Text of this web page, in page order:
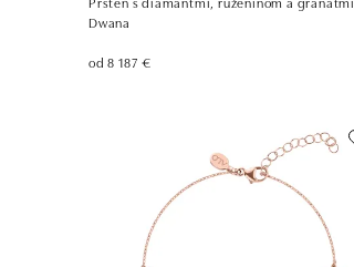
Dwana
od 8 187 €